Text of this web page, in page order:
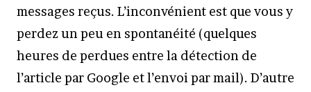
messages reçus. L’inconvénient est que vous y
perdez un peu en spontanéité (quelques
heures de perdues entre la détection de
l’article par Google et l’envoi par mail). D’autre